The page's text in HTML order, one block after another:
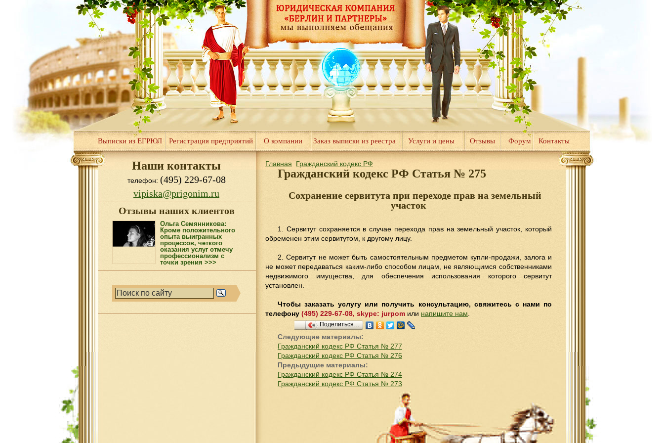
Выписки из ЕГРЮЛ Регистрация предприятий О компании Заказ выписки из реестра Услуги и цены Отзывы Форум Контакты
Наши контакты
телефон: (495) 229-67-08
vipiska@prigonim.ru
Отзывы наших клиентов
Ольга Семянникова:
Кроме положительного
опыта выигранных
процессов, четкого
оказания услуг отмечу
профессионализм с
точки зрения >>>
Главная Гражданский кодекс РФ
Гражданский кодекс РФ Статья № 275
Сохранение сервитута при переходе прав на земельный
участок
1. Сервитут сохраняется в случае перехода прав на земельный участок, который
обременен этим сервитутом, к другому лицу.
2. Сервитут не может быть самостоятельным предметом купли-продажи, залога и
не может передаваться каким-либо способом лицам, не являющимся собственниками
недвижимого имущества, для обеспечения использования которого сервитут
установлен.
Чтобы заказать услугу или получить консультацию, свяжитесь с нами по
телефону (495) 229-67-08, skype: jurpom или напишите нам
Поделиться…
Следующие материалы:
Гражданский кодекс РФ Статья № 277
Гражданский кодекс РФ Статья № 276
Предыдущие материалы:
Гражданский кодекс РФ Статья № 274
Гражданский кодекс РФ Статья № 273